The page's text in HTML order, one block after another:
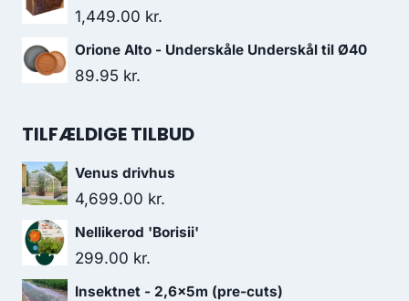
1,449.00 kr.
Orione Alto - Underskåle Underskål til Ø40
89.95 kr.
TILFÆLDIGE TILBUD
Venus drivhus
4,699.00 kr.
Nellikerod 'Borisii'
299.00 kr.
Insektnet - 2,6x5m (pre-cuts)